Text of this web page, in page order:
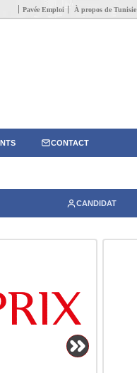
Pavée Emploi À propos de
CONTACT
CANDIDAT